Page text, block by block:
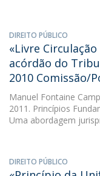
DIREITO PÚBLICO
«Livre
acórdão do
2010 Comissão/
Manuel Fontaine
2011. Princípios
Uma abordagem
DIREITO PÚBLICO